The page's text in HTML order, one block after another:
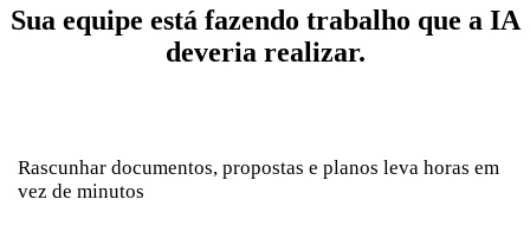
Sua equipe está fazendo trabalho que a IA
deveria realizar.
Rascunhar documentos, propostas e planos leva horas em
vez de minutos